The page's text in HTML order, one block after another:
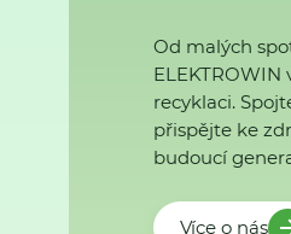
Od malých
recyklaci.
přispějte ke
budoucí
Více o nás